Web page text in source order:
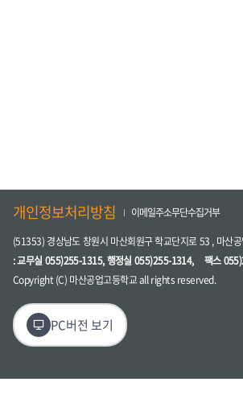
개인정보처리방침
이메일주소무단수집거부
(51353) 경상남도 창원시 마산회원구 학교단지로 53 , 마산
: 교무실 055)255-1315, 행정실 055)255-1314,
팩스
Copyright (C) 마산공업고등학교 all rights reserved.
PC버전 보기